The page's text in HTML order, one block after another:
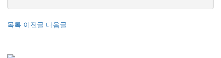
목록 이전글 다음글